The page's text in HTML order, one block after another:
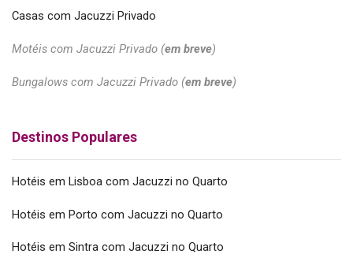
Casas com Jacuzzi Privado
Motéis com Jacuzzi Privado (em breve)
Bungalows com Jacuzzi Privado (em breve)
Destinos Populares
Hotéis em Lisboa com Jacuzzi no Quarto
Hotéis em Porto com Jacuzzi no Quarto
Hotéis em Sintra com Jacuzzi no Quarto